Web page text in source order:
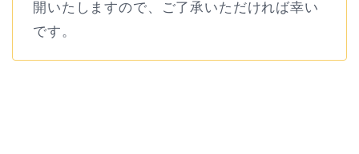
開いたしますので、ご了承いただければ幸い
です。